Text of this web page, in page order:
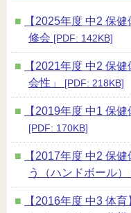
【2025年度 中2 保
修会 [PDF: 142KB]
【2021年度 中2 保
会性」
[PDF: 218KB]
【2019年度 中1 保
[PDF: 170KB]
【2017年度 中2 保
う（ハンドボール）
【2016年度 中3 体